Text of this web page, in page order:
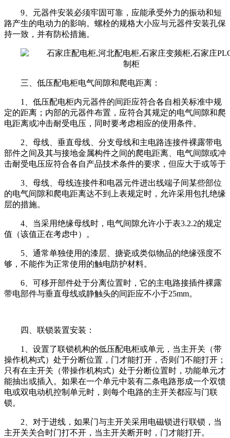
9、元器件安装必须牢固可靠，应能承受外力的振动和短
路产生的电动力的影响。螺栓的规格大小应与元器件安装孔保
持一致，并有防松措施。
三、低压配电柜电气间隙和爬电距离：
1、低压配电柜内元器件的间距应符合各自相关标准中规
定的距离；内部的元器件布置，应符合其规定的电气间隙和爬
电距离或冲击耐受电压，同时要考虑相应的使用条件。
2、母线、垂直母线、分支母线和主电路连接件裸露带电
部件之间及其与接地金属构件之间的爬电距离、电气间隙或冲
击耐受电压应符合各自产品技术条件的要求，但应大于或等于
3、母线、母线连接件和电器元件进出线端子间某些部位
的电气间隙和爬电距离达不到上表规定时，允许采用包扎绝缘
层的措施。
4、当采用绝缘母线时，电气间隙允许小于表3.2.2的规定
值（该值正在考虑中）。
5、通常单独使用的漆层、搪瓷或类似物品的绝缘强度不
够，不能作为正常使用的触电防护材料。
6、可移开部件处于分离位置时，它的主电路接插件裸露
带电部件与垂直母线或静触头的间距应不小于25mm。
四、联锁装置安装：
1、设置了联锁机构的低压配电柜或单元，当主开关（带
操作机构式）处于分断位置，门才能打开，否则门不能打开；
只有在主开关（带操作机构式）处于分断位置时，功能单元才
能抽出或插入。如果在一个单元中装有二条电路形成一个双馈
电或双电动机控制单元时，则每个电路的主开关都应与门联
锁。
2、对于进线，如果门与主开关采用电磁锁进行联锁，当
主开关关合时门打不开，当主开关断开时，门才能打开。